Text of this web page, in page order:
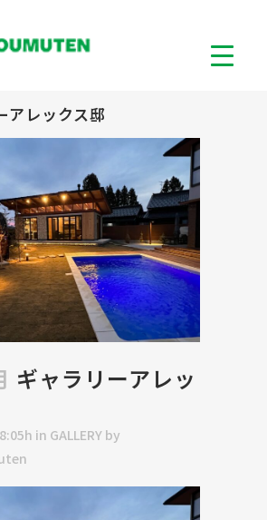
アレックス邸
ギャラリーアレッ
in GALLERY by